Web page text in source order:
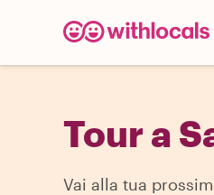
Tour a
Vai alla tua